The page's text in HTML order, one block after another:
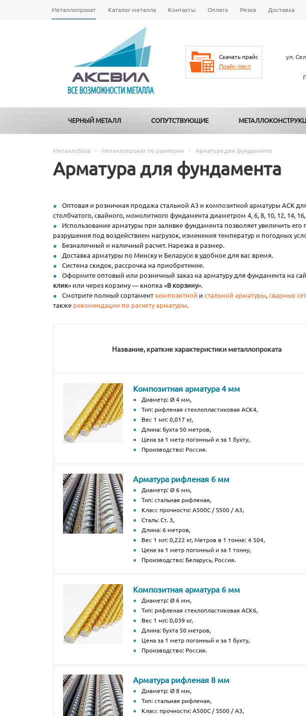
Металлопрокат Каталог металла Контакты Оплата Резка Доставка
Скачать прайс
Прайс-лист
ул.
ЧЕРНЫЙ МЕТАЛЛ СОПУТСТВУЮЩИЕ
Металлобаза - Металлопрокат по размерам - Арматура для фундамента
Арматура для фундамента
Оптовая и розничная продажа стальной А3 и композитной арматуры АСК
столбчатого, свайного, монолитного фундамента диаметром 4, 6, 8, 10, 12, 14,
Использование арматуры при заливке фундамента позволяет увеличить
разрушения под воздействием нагрузок, изменения температур и погодных
Безналичный и наличный расчет. Нарезка в размер.
Доставка арматуры по Минску и Беларуси в удобное для вас время.
Система скидок, рассрочка на приобретение.
Оформите оптовый или розничный заказ на арматуру для фундамента на
клик» или через корзину — кнопка «В корзину».
Смотрите полный сортамент композитной и стальной арматуры,сварных
также рекомендации по расчету арматуры.
Название, краткие характеристики металлопроката
Композитная арматура 4 мм
Диаметр: Ø 4 мм,
Тип: рифленая стеклопластиковая АСК4,
Вес 1 мп: 0,017 кг,
Длина: бухта 50 метров,
Цена за 1 метр погонный и за 1 бухту,
Производство: Россия.
Арматура рифленая 6 мм
Диаметр: Ø 6 мм,
Тип: стальная рифленая,
Класс прочности: А500С / S500 / А3,
Сталь: Ст. 3,
Длина: 6 метров,
Вес 1 мп: 0,222 кг, Метров в 1 тонне: 4 504,
Цена за 1 метр погонный и за 1 тонну,
Производство: Беларусь, Россия.
Композитная арматура 6 мм
Диаметр: Ø 6 мм,
Тип: рифленая стеклопластиковая АСК6,
Вес 1 мп: 0,039 кг,
Длина: бухта 50 метров,
Цена за 1 метр погонный и за 1 бухту,
Производство: Россия.
Арматура рифленая 8 мм
Диаметр: Ø 8 мм,
Тип: стальная рифленая,
Класс прочности: А500С / S500 / А3,